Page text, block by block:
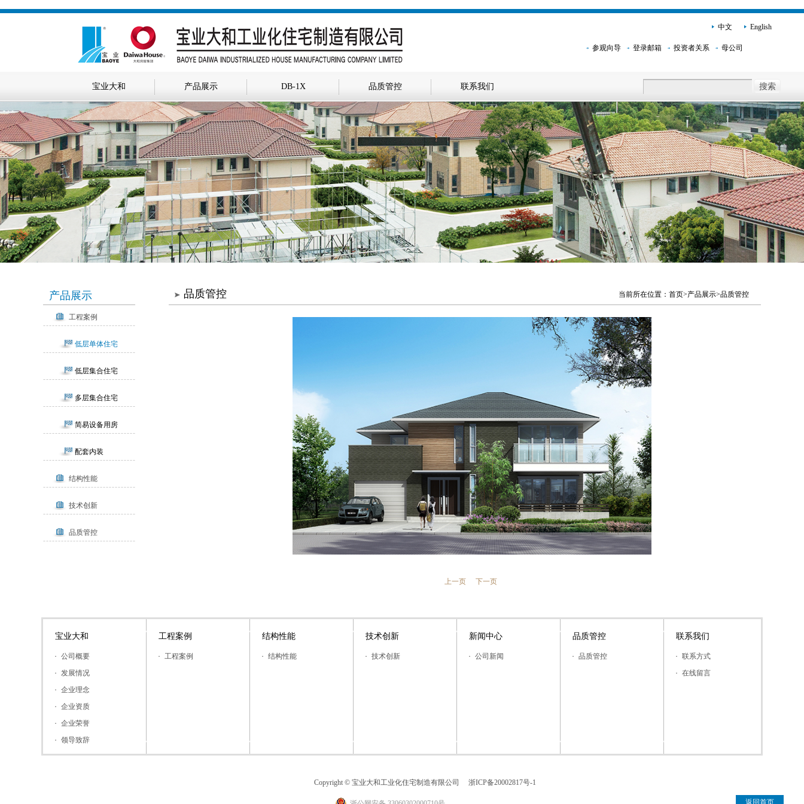
中文 English
参观向导 登录邮箱 投资者关系 母公司
宝业大和 产品展示 DB-1X 品质管控 联系我们
产品展示
工程案例
低层单体住宅
低层集合住宅
多层集合住宅
简易设备用房
配套内装
结构性能
技术创新
品质管控
品质管控 当前所在位置：首页>产品展示>品质管控
上一页 下一页
宝业大和
公司概要
发展情况
企业理念
企业资质
企业荣誉
领导致辞
工程案例
工程案例
结构性能
结构性能
技术创新
技术创新
新闻中心
公司新闻
品质管控
品质管控
联系我们
联系方式
在线留言
Copyright © 宝业大和工业化住宅制造有限公司 浙ICP备20002817号-1
返回首页